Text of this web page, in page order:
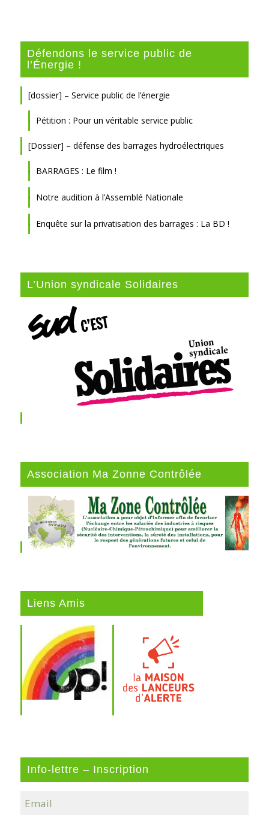
Défendons le service public de
l’Énergie !
[dossier] – Service public de l’énergie
Pétition : Pour un véritable service public
[Dossier] – défense des barrages hydroélectriques
BARRAGES : Le film !
Notre audition à l’Assemblé Nationale
Enquête sur la privatisation des barrages : La BD !
L’Union syndicale Solidaires
Association Ma Zonne Contrôlée
Liens Amis
Info-lettre – Inscription